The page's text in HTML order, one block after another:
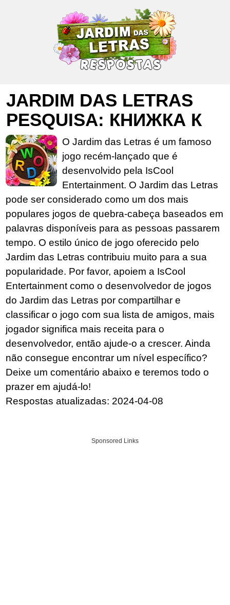
JARDIM DAS LETRAS
PESQUISA: КНИЖКА К
O Jardim das Letras é um famoso
jogo recém-lançado que é
desenvolvido pela IsCool
Entertainment. O Jardim das Letras
pode ser considerado como um dos mais
populares jogos de quebra-cabeça baseados em
palavras disponíveis para as pessoas passarem
tempo. O estilo único de jogo oferecido pelo
Jardim das Letras contribuiu muito para a sua
popularidade. Por favor, apoiem a IsCool
Entertainment como o desenvolvedor de jogos
do Jardim das Letras por compartilhar e
classificar o jogo com sua lista de amigos, mais
jogador significa mais receita para o
desenvolvedor, então ajude-o a crescer. Ainda
não consegue encontrar um nível específico?
Deixe um comentário abaixo e teremos todo o
prazer em ajudá-lo!
Respostas atualizadas: 2024-04-08
Sponsored Links